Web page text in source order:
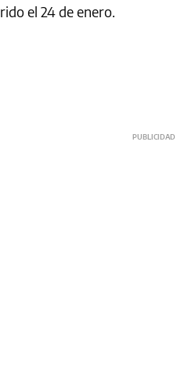
el 24 de enero.